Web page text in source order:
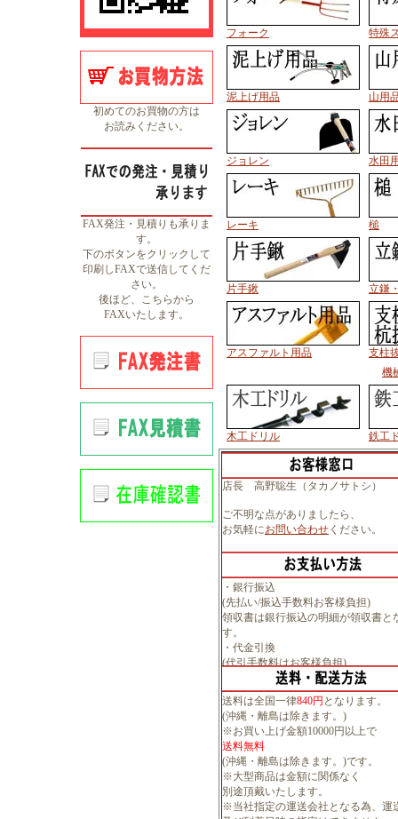
初めてのお買物の方は
お読みください。
FAX発注・見積りも承りま
す。
下のボタンをクリックして
印刷しFAXで送信してくだ
さい。
後ほど、こちらから
FAXいたします。
フォーク 特殊
泥上げ用品 山用
ジョレン 水田
レーキ 槌
片手鍬 立鎌
アスファルト用品
支柱
機
木工ドリル 鉄工
店長 高野聡生（タカノサトシ）
ご不明な点がありましたら、
お気軽にお問い合わせ ください。
・銀行振込
(先払い/振込手数料お客様負担)
領収書は銀行振込の明細が領収書と
す。
・代金引換
(代引手数料はお客様負担)
送料は全国一律840円 となります。
(沖縄・離島は除きます。)
※お買い上げ金額10000円以上で
送料無料
(沖縄・離島は除きます。)です。
※大型商品は金額に関係なく
別途頂戴いたします。
※当社指定の運送会社となる為、運